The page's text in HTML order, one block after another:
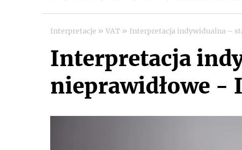
Interpretacje » VAT » Interpretacja indywidualna –
Interpretacja
nieprawidłowe